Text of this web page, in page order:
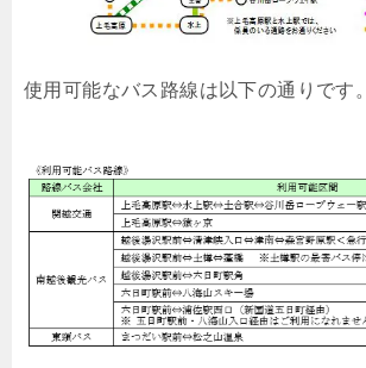
使用可能なバス路線は以下の通りです。